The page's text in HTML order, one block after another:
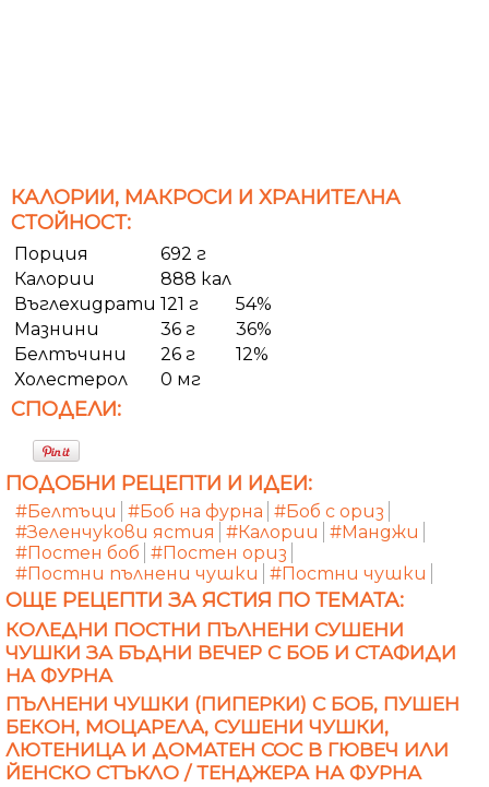
КАЛОРИИ, МАКРОСИ И ХРАНИТЕЛНА
СТОЙНОСТ:
Порция
692 г
Калории
888 кал
Въглехидрати 121 г
54%
Мазнини
36 г
36%
Белтъчини
26 г
12%
Холестерол
0 мг
СПОДЕЛИ:
ПОДОБНИ РЕЦЕПТИ И ИДЕИ:
#Белтъци #Боб на фурна #Боб с ориз
#Зеленчукови ястия
#Калории
#Манджи
#Постен боб #Постен ориз
#Постни пълнени чушки
#Постни чушки
ОЩЕ РЕЦЕПТИ ЗА ЯСТИЯ ПО ТЕМАТА:
КОЛЕДНИ ПОСТНИ ПЪЛНЕНИ СУШЕНИ
ЧУШКИ ЗА БЪДНИ ВЕЧЕР С БОБ И СТАФИДИ
НА ФУРНА
ПЪЛНЕНИ ЧУШКИ (ПИПЕРКИ) С БОБ, ПУШЕН
БЕКОН, МОЦАРЕЛА, СУШЕНИ ЧУШКИ,
ЛЮТЕНИЦА И ДОМАТЕН СОС В ГЮВЕЧ ИЛИ
ЙЕНСКО СТЪКЛО / ТЕНДЖЕРА НА ФУРНА